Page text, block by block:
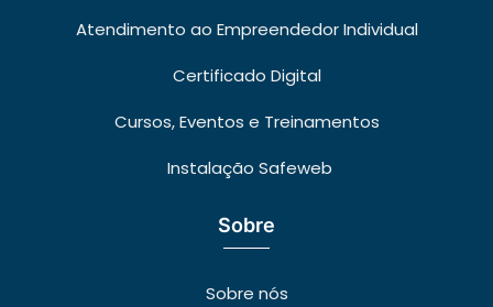
Atendimento ao Empreendedor Individual
Certificado Digital
Cursos, Eventos e Treinamentos
Instalação Safeweb
Sobre
Sobre nós